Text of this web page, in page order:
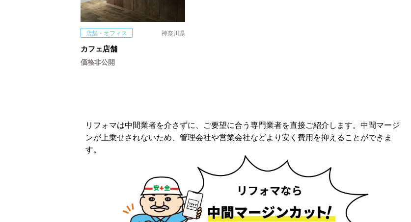
店舗・オフィス 神奈川県
カフェ店舗
価格非公開
リフォマは中間業者を介さずに、ご要望に合う専門業者を直接ご紹介します。中間マージ
ンが上乗せされないため、管理会社や営業会社などより安く費用を抑えることができま
す。